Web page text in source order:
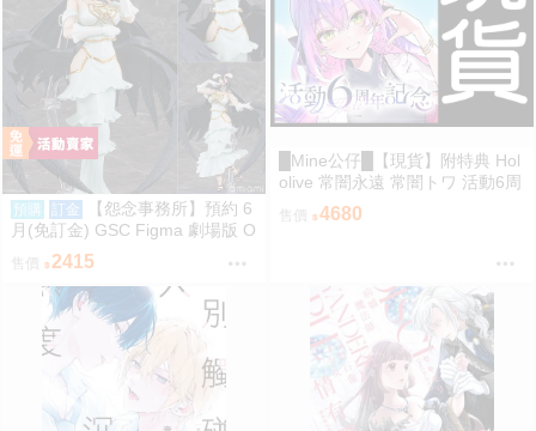
預購 訂金
【怨念事務所】預約 6
月(免訂金) GSC Figma 劇場版 O
VERLORD 聖王國篇 雅兒貝德 0
913
2415
█Mine公仔█【現貨】附特典 Hol
olive 常闇永遠 常闇トワ 活動6周
年記念 六週年 紀念 套組 立牌 外
4680